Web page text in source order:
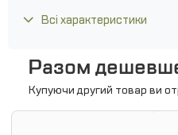
Всі характеристики
Разом
Купуючи другий товар ви